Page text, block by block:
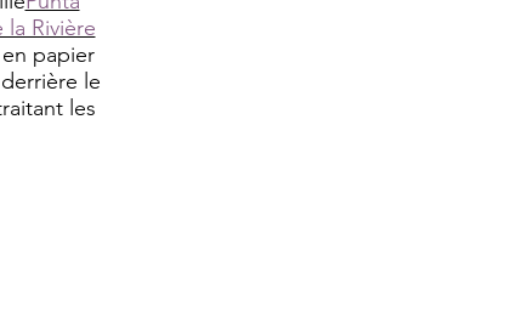
Rivière
papier
le
les